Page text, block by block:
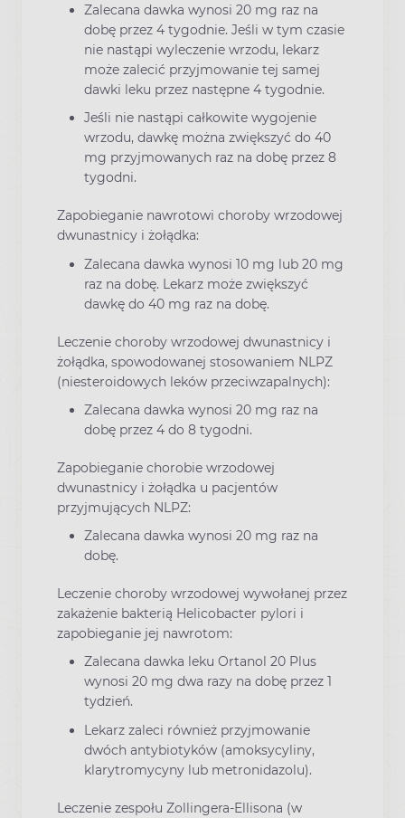
Zalecana dawka wynosi 20 mg raz na
dobę przez 4 tygodnie. Jeśli w tym czasie
nie nastąpi wyleczenie wrzodu, lekarz
może zalecić przyjmowanie tej samej
dawki leku przez następne 4 tygodnie.
Jeśli nie nastąpi całkowite wygojenie
wrzodu, dawkę można zwiększyć do 40
mg przyjmowanych raz na dobę przez 8
tygodni.
Zapobieganie nawrotowi choroby wrzodowej
dwunastnicy i żołądka:
Zalecana dawka wynosi 10 mg lub 20 mg
raz na dobę. Lekarz może zwiększyć
dawkę do 40 mg raz na dobę.
Leczenie choroby wrzodowej dwunastnicy i
żołądka, spowodowanej stosowaniem NLPZ
(niesteroidowych leków przeciwzapalnych):
Zalecana dawka wynosi 20 mg raz na
dobę przez 4 do 8 tygodni.
Zapobieganie chorobie wrzodowej
dwunastnicy i żołądka u pacjentów
przyjmujących NLPZ:
Zalecana dawka wynosi 20 mg raz na
dobę.
Leczenie choroby wrzodowej wywołanej przez
zakażenie bakterią Helicobacter pylori i
zapobieganie jej nawrotom:
Zalecana dawka leku Ortanol 20 Plus
wynosi 20 mg dwa razy na dobę przez 1
tydzień.
Lekarz zaleci również przyjmowanie
dwóch antybiotyków (amoksycyliny,
klarytromycyny lub metronidazolu).
Leczenie zespołu Zollingera-Ellisona (w